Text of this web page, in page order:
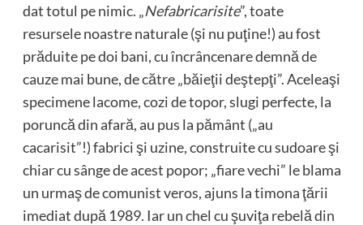
dat totul pe nimic. „Nefabricarisite”, toate
resursele noastre naturale (şi nu puţine!) au fost
prăduite pe doi bani, cu încrâncenare demnă de
cauze mai bune, de către „băieţii deştepţi”. Aceleaşi
specimene lacome, cozi de topor, slugi perfecte, la
poruncă din afară, au pus la pământ („au
cacarisit”!) fabrici şi uzine, construite cu sudoare şi
chiar cu sânge de acest popor; „fiare vechi” le blama
un urmaş de comunist veros, ajuns la timona ţării
imediat după 1989. Iar un chel cu şuviţa rebelă din